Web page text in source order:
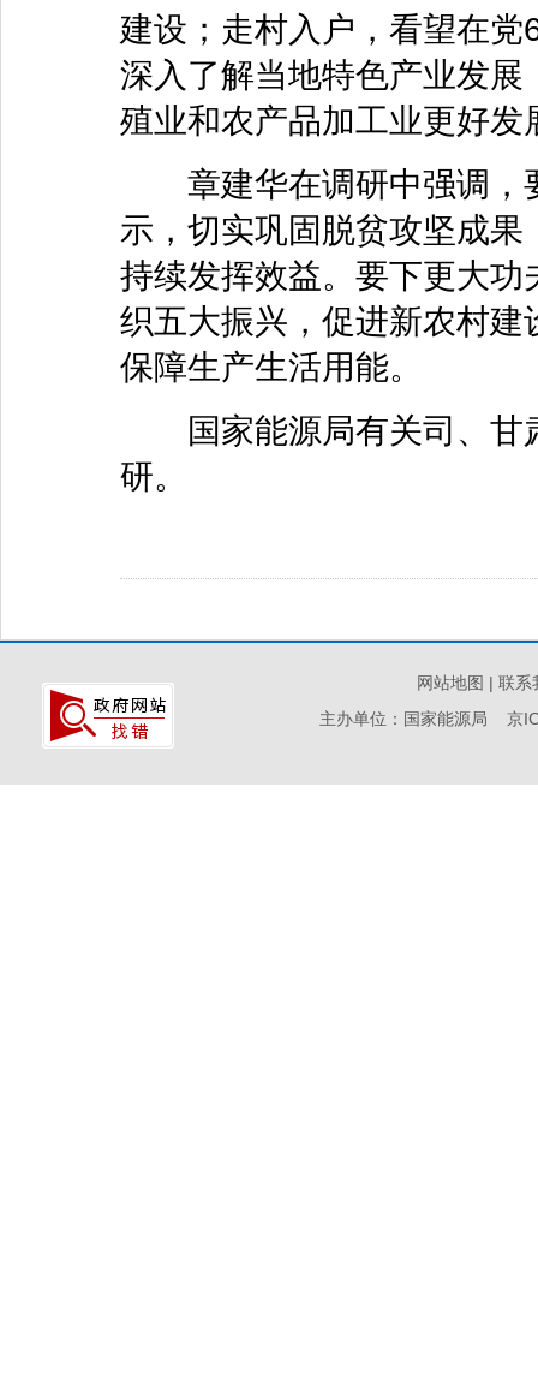
建设；走村入户，看望在
深入了解当地特色产业发
殖业和农产品加工业更好发
章建华在调研中强调，
示，切实巩固脱贫攻坚成
持续发挥效益。要下更大
织五大振兴，促进新农村
保障生产生活用能。
国家能源局有关司、甘
研。